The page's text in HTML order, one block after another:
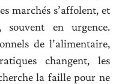
marchés s’affolent, et
souvent en urgence.
de l’alimentaire,
changent, les
la faille pour ne